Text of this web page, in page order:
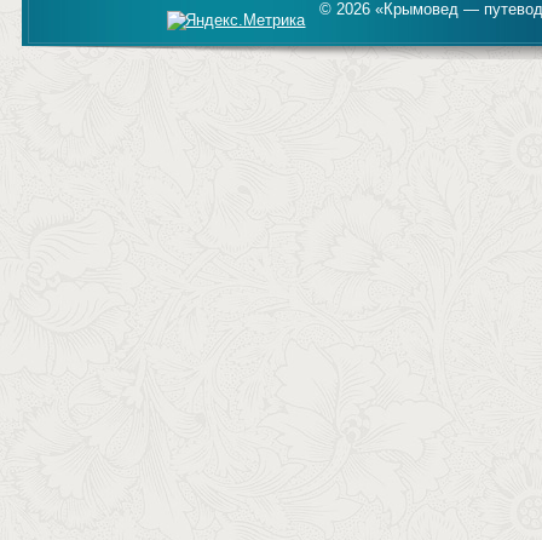
© 2026 «Крымовед —